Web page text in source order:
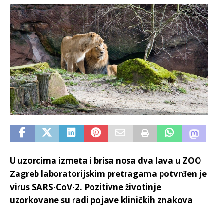
U uzorcima izmeta i brisa nosa dva lava u ZOO
Zagreb laboratorijskim pretragama potvrđen je
virus SARS-CoV-2. Pozitivne životinje
uzorkovane su radi pojave kliničkih znakova